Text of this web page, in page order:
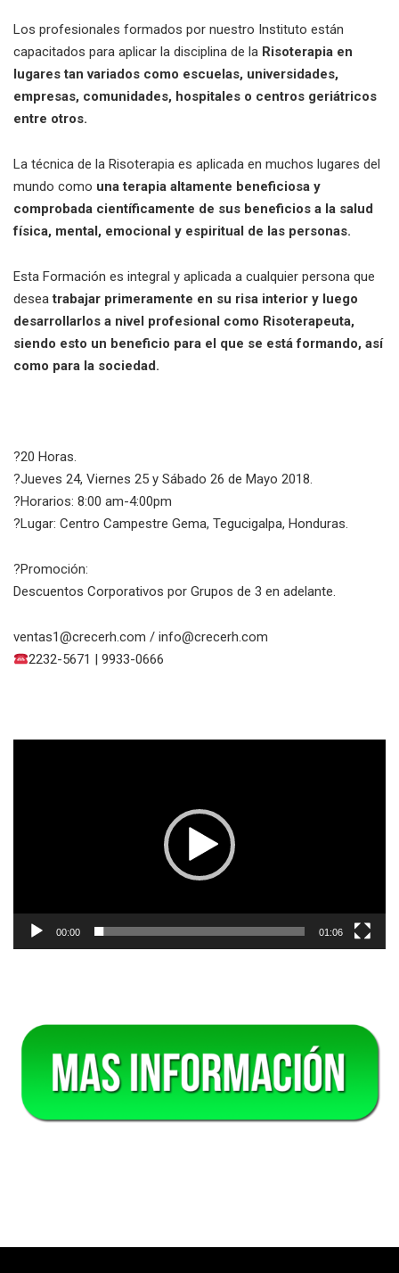
Los profesionales formados por nuestro Instituto están
capacitados para aplicar la disciplina de la Risoterapia en
lugares tan variados como escuelas, universidades,
empresas, comunidades, hospitales o centros geriátricos
entre otros.
La técnica de la Risoterapia es aplicada en muchos lugares del
mundo como una terapia altamente beneficiosa y
comprobada científicamente de sus beneficios a la salud
física, mental, emocional y espiritual de las personas.
Esta Formación es integral y aplicada a cualquier persona que
deseatrabajar primeramente en su risa interior y luego
desarrollarlos a nivel profesional como Risoterapeuta,
siendo esto un beneficio para el que se está formando, así
como para la sociedad.
?20 Horas.
?Jueves 24, Viernes 25 y Sábado 26 de Mayo 2018.
?️Horarios: 8:00 am-4:00pm
?Lugar: Centro Campestre Gema, Tegucigalpa, Honduras.
?Promoción:
Descuentos Corporativos por Grupos de 3 en adelante.
ventas1@crecerh.com / info@crecerh.com
2232-5671 | 9933-0666
00:00 01:06